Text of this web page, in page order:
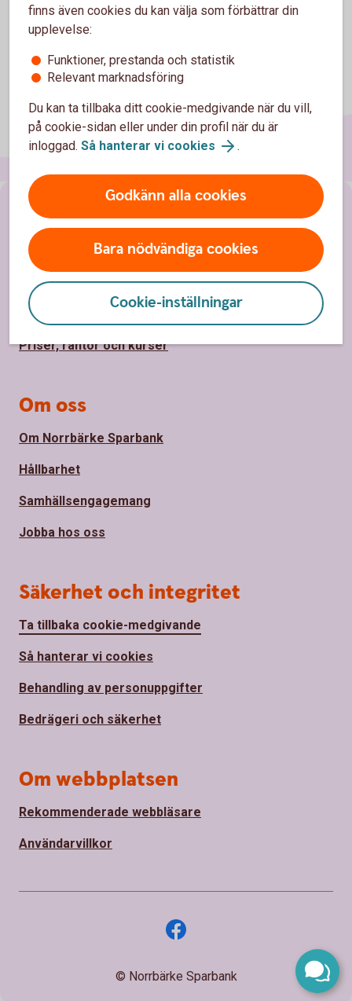
finns även cookies du kan välja som förbättrar din
upplevelse:
Funktioner, prestanda och statistik
Relevant marknadsföring
Du kan ta tillbaka ditt cookie-medgivande när du vill,
på cookie-sidan eller under din profil när du är
inloggad. Så hanterar vi cookies .
Godkänn alla cookies
Bara nödvändiga cookies
Cookie-inställningar
Sidfot
Hitta snabbt
Kundservice
Spärrhjälp
Hitta bankkontor
Priser, räntor och kurser
Om oss
Om Norrbärke Sparbank
Hållbarhet
Samhällsengagemang
Jobba hos oss
Säkerhet och integritet
Ta tillbaka cookie-medgivande
Så hanterar vi cookies
Behandling av personuppgifter
Bedrägeri och säkerhet
Om webbplatsen
Rekommenderade webbläsare
Användarvillkor
© Norrbärke Sparbank